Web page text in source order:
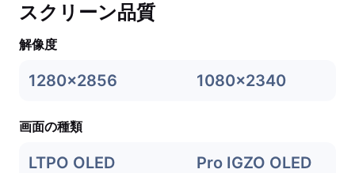
スクリーン品質
解像度
1280x2856 1080x2340
画面の種類
LTPO OLED Pro IGZO OLED